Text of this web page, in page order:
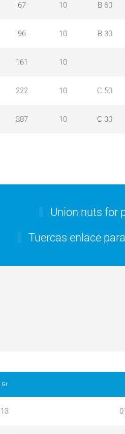
67 10 B 60
96 10 B 30
161 10
222 10 C 50
387 10 C 30
Union nuts for
Tuercas enlace
Gr
13